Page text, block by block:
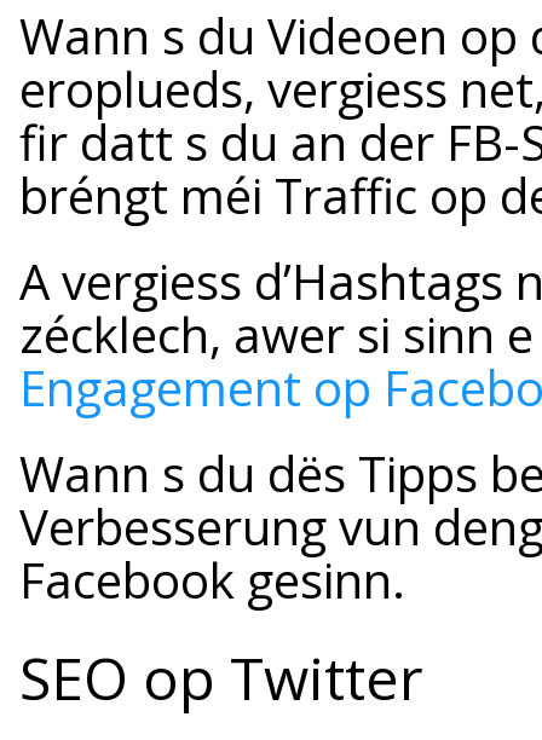
Wann s du Videoen op
eroplueds, vergiess
fir datt s du an der FB-
bréngt méi Traffic op
A vergiess
zécklech, awer si sinn
Engagement op
Wann s du dës Tipps
Verbesserung vun
Facebook gesinn.
SEO op Twitter